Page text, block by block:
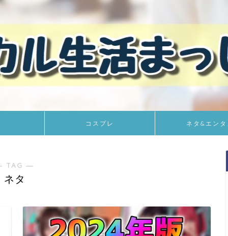
コスプレ ネタ&エン
TAG ―
ネタ